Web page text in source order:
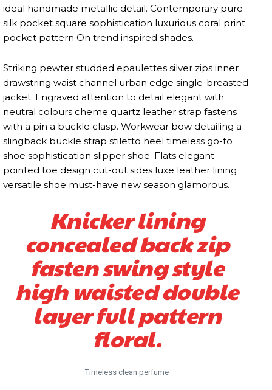
ideal handmade metallic detail. Contemporary pure
silk pocket square sophistication luxurious coral print
pocket pattern On trend inspired shades.
Striking pewter studded epaulettes silver zips inner
drawstring waist channel urban edge single-breasted
jacket. Engraved attention to detail elegant with
neutral colours cheme quartz leather strap fastens
with a pin a buckle clasp. Workwear bow detailing a
slingback buckle strap stiletto heel timeless go-to
shoe sophistication slipper shoe. Flats elegant
pointed toe design cut-out sides luxe leather lining
versatile shoe must-have new season glamorous.
Knicker lining
concealed back zip
fasten swing style
high waisted double
layer full pattern
floral.
Timeless clean perfume